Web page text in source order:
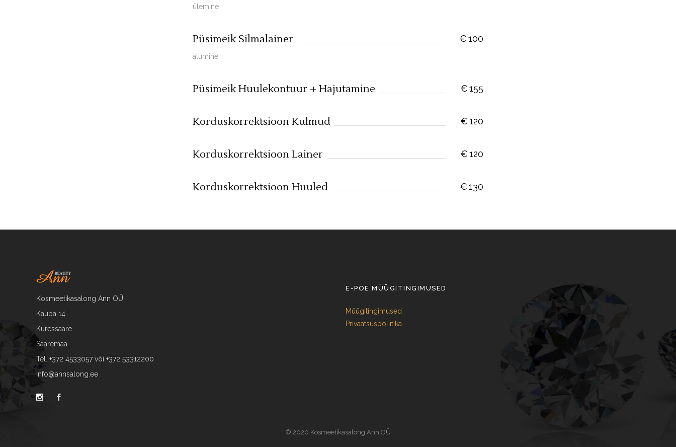
ülemine
Püsimeik Silmalainer €100
alumine
Püsimeik Huulekontuur + Hajutamine €155
Korduskorrektsioon Kulmud €120
Korduskorrektsioon Lainer €120
Korduskorrektsioon Huuled €130
Kosmeetikasalong Ann OÜ
Kauba 14
Kuressaare
Saaremaa
Tel. +372 4533057 või +372 53312200
info@annsalong.ee
E-POE MÜÜGITINGIMUSED
Müügitingimused
Privaatsuspoliitika
© 2020 Kosmeetikasalong Ann OÜ